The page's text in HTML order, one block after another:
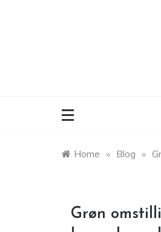
Home » Blog »
Grøn